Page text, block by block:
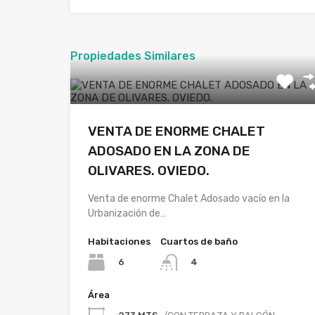
Propiedades Similares
VENTA DE ENORME CHALET
ADOSADO EN LA ZONA DE
OLIVARES. OVIEDO.
Venta de enorme Chalet Adosado vacío en la
Urbanización de…
Habitaciones
6
Cuartos de baño
4
Área